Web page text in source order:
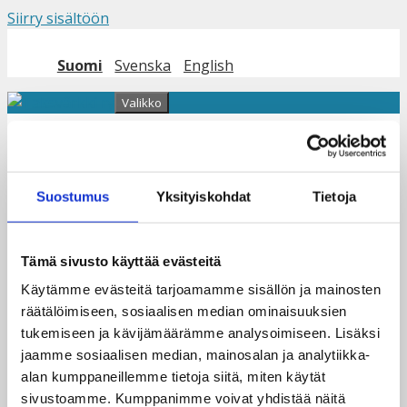
Suostumus Yksityiskohdat Tietoja
Tämä sivusto käyttää evästeitä
Käytämme evästeitä tarjoamamme sisällön ja mainosten
räätälöimiseen, sosiaalisen median ominaisuuksien
tukemiseen ja kävijämäärämme analysoimiseen. Lisäksi
jaamme sosiaalisen median, mainosalan ja analytiikka-
alan kumppaneillemme tietoja siitä, miten käytät
sivustoamme. Kumppanimme voivat yhdistää näitä
Siirry sisältöön
Suomi Svenska English
Valikko
Nuortenryhmän
teatteriesitys